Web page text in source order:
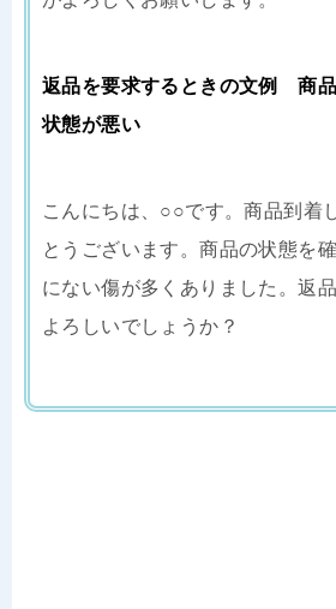
返品を要求するときの文例 商
状態が悪い
こんにちは、○○です。商品到着
とうございます。商品の状態を
にない傷が多くありました。返
よろしいでしょうか？